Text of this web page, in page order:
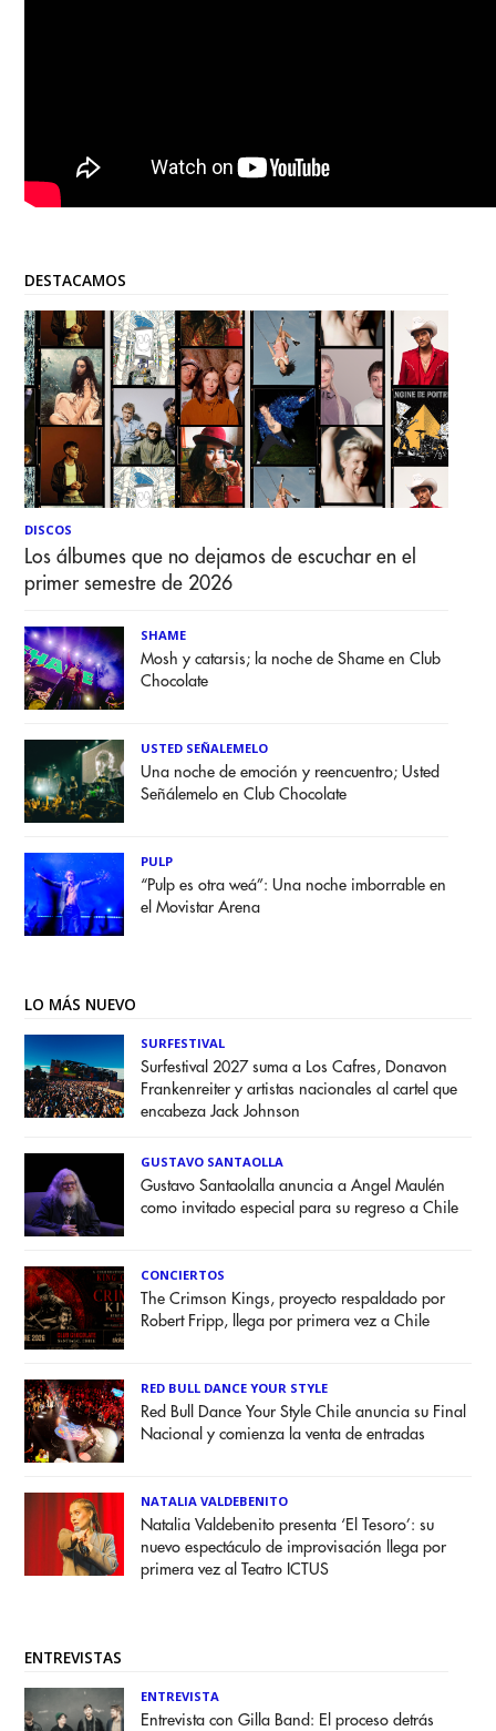
DESTACAMOS
DISCOS
Los álbumes que no dejamos de escuchar en el
primer semestre de 2026
SHAME
Mosh y catarsis; la noche de Shame en Club
Chocolate
USTED SEÑALEMELO
Una noche de emoción y reencuentro; Usted
Señálemelo en Club Chocolate
PULP
“Pulp es otra weá”: Una noche imborrable en
el Movistar Arena
LO MÁS NUEVO
SURFESTIVAL
Surfestival 2027 suma a Los Cafres, Donavon
Frankenreiter y artistas nacionales al cartel que
encabeza Jack Johnson
GUSTAVO SANTAOLLA
Gustavo Santaolalla anuncia a Angel Maulén
como invitado especial para su regreso a Chile
CONCIERTOS
The Crimson Kings, proyecto respaldado por
Robert Fripp, llega por primera vez a Chile
RED BULL DANCE YOUR STYLE
Red Bull Dance Your Style Chile anuncia su Final
Nacional y comienza la venta de entradas
NATALIA VALDEBENITO
Natalia Valdebenito presenta ‘El Tesoro’: su
nuevo espectáculo de improvisación llega por
primera vez al Teatro ICTUS
ENTREVISTAS
ENTREVISTA
Entrevista con Gilla Band: El proceso detrás